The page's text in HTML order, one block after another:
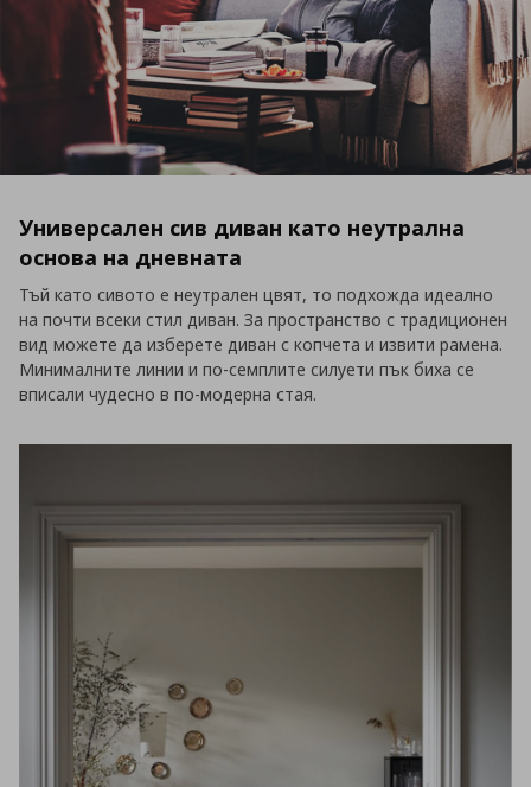
Универсален сив диван като неутрална
основа на дневната
Тъй като сивото е неутрален цвят, то подхожда идеално
на почти всеки стил диван. За пространство с традиционен
вид можете да изберете диван с копчета и извити рамена.
Минималните линии и по-семплите силуети пък биха се
вписали чудесно в по-модерна стая.